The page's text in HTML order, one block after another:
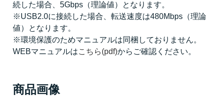
続した場合、5Gbps（理論値）となります。
※USB2.0に接続した場合、転送速度は480Mbps（理論
値）となります。
※環境保護のためマニュアルは同梱しておりません。
WEBマニュアルはこちら(pdf)からご確認ください。
商品画像